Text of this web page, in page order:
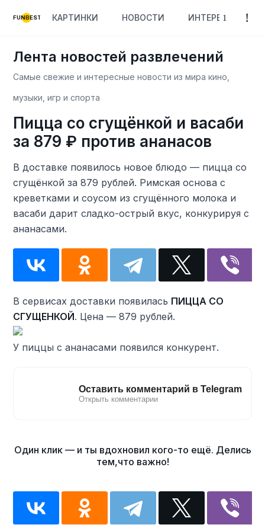
FUNBEST КАРТИНКИ НОВОСТИ ИНТЕРЕСНОЕ
Лента новостей развлечений
Самые свежие и интересные новости из мира кино,
музыки, игр и спорта
Пицца со сгущёнкой и васаби
за 879 ₽ против ананасов
В доставке появилось новое блюдо — пицца со
сгущёнкой за 879 рублей. Римская основа с
креветками и соусом из сгущённого молока и
васаби дарит сладко-острый вкус, конкурируя с
ананасами.
В сервисах доставки появилась ПИЦЦА СО
СГУЩЕНКОЙ. Цена — 879 рублей.
У пиццы с ананасами появился конкурент.